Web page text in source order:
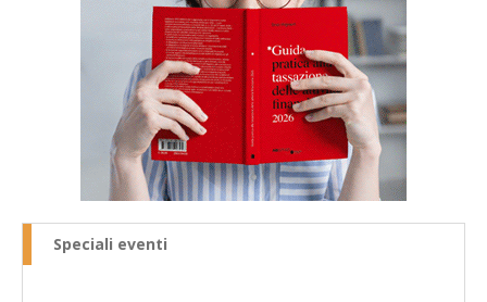
Speciali eventi